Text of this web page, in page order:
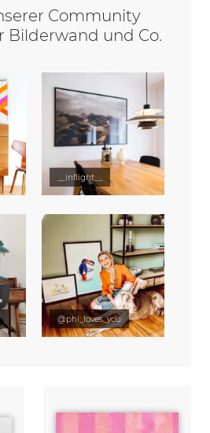
Community
Bilderwand und Co.
__inflight__
@phi_loves_you